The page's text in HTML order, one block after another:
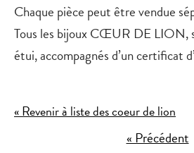
Chaque pièce peut être vendue
Tous les bijoux CŒUR DE LION,
étui, accompagnés d’un certificat
« Revenir à liste des coeur de lion
« Précédent